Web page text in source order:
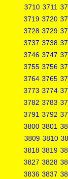
3710 3711
3719 3720
3728 3729
3737 3738
3746 3747
3755 3756
3764 3765
3773 3774
3782 3783
3791 3792
3800 3801
3809 3810
3818 3819
3827 3828
3836 3837